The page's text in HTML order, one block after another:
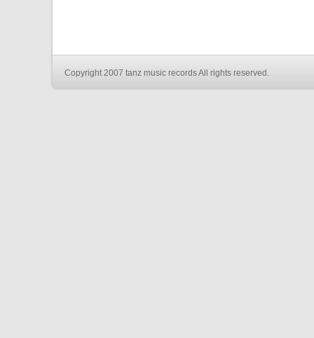
Copyright 2007 tanz music records All rights reserved.